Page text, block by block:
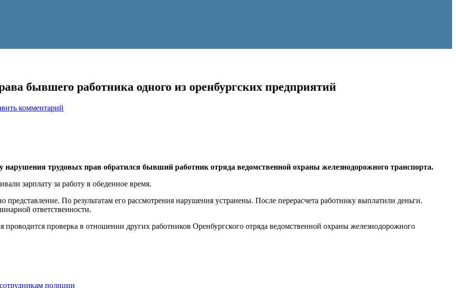
бывшего работника одного из оренбургских предприятий
комментарий
трудовых прав обратился бывший работник отряда ведомственной охраны железнодорожного транспорта.
зарплату за работу в обеденное время.
По результатам его рассмотрения нарушения устранены. После перерасчета работнику выплатили деньги.
ответственности.
проводится проверка в отношении других работников Оренбургского отряда ведомственной охраны железнодорожного
полиции